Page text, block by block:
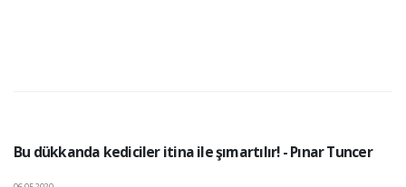
Bu dükkanda kediciler itina ile şımartılır! - Pınar Tuncer